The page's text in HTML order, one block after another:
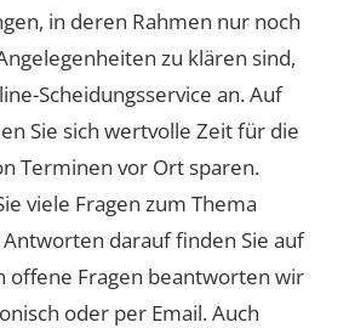
in deren Rahmen nur noch
zu klären sind,
Scheidungsservice an. Auf
Sie sich wertvolle Zeit für die
Terminen vor Ort sparen.
viele Fragen zum Thema
Antworten darauf finden Sie auf
offene Fragen beantworten wir
oder per Email. Auch